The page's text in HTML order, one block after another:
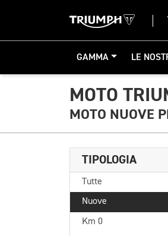
GAMMA LE
MOTO
MOTO NUOVE
TIPOLOGIA
Tutte
Nuove
Km 0